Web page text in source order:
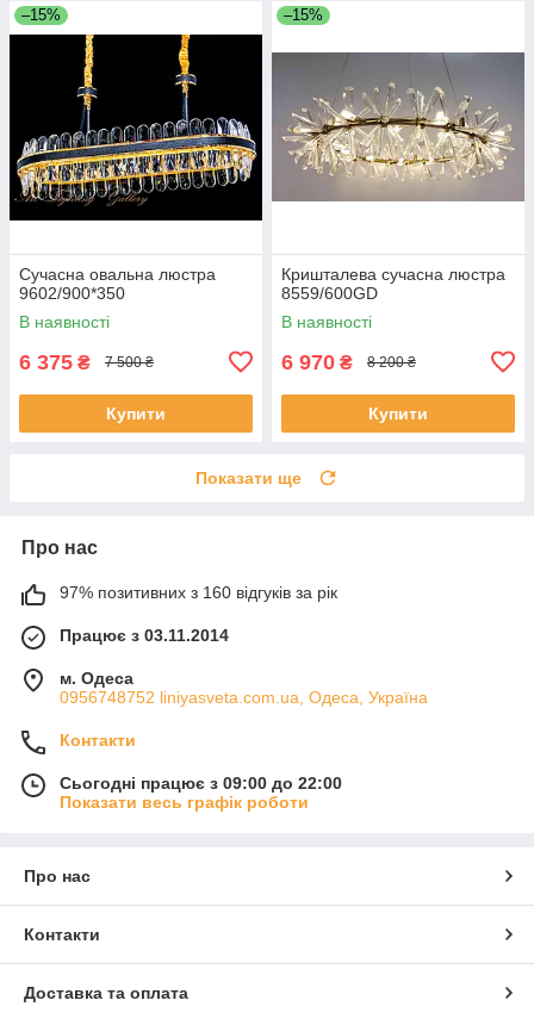
–15%
Сучасна овальна люстра
9602/900*350
В наявності
6 375 ₴ 7 500 ₴
Купити
–15%
Кришталева сучасна люстра
8559/600GD
В наявності
6 970 ₴ 8 200 ₴
Купити
Показати ще
Про нас
97% позитивних з 160 відгуків за рік
Працює з 03.11.2014
м. Одеса
0956748752 liniyasveta.com.ua, Одеса, Україна
Контакти
Сьогодні працює з 09:00 до 22:00
Показати весь графік роботи
Про нас
Контакти
Доставка та оплата